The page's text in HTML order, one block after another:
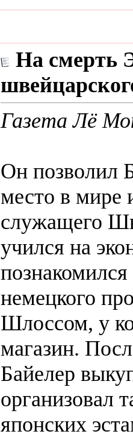
На смерть
Газета Лё
Он позволил
место в мире
служащего
учился на
немецкого
Шлоссом, у
магазин.
Байелер
организовал
японских